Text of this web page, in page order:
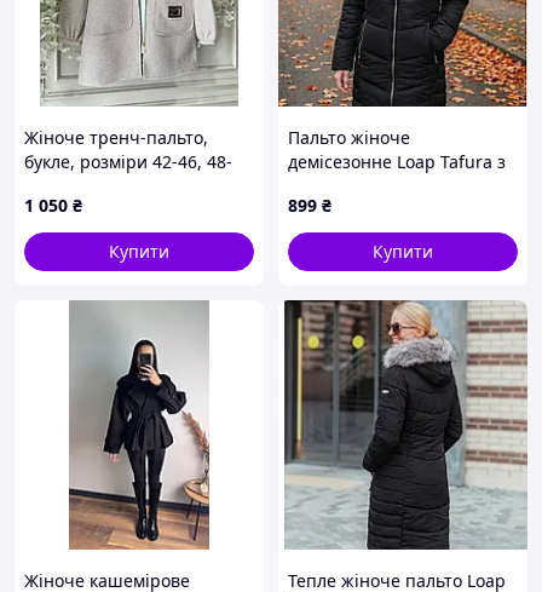
Жіноче тренч-пальто,
букле, розміри 42-46, 48-
1 050 ₴
Купити
Пальто жіноче
демісезонне Loap Tafura з
899 ₴
Купити
Жіноче кашемірове
Тепле жіноче пальто Loap